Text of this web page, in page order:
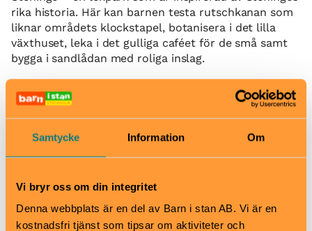
Samtycke Information Om
Vi bryr oss om din integritet
Denna webbplats är en del av Barn i stan AB. Vi är en
kostnadsfri tjänst som tipsar om aktiviteter och
rika historia. Här kan barnen testa rutschkanan som
liknar områdets klockstapel, botanisera i det lilla
växthuset, leka i det gulliga caféet för de små samt
bygga i sandlådan med roliga inslag.
som har servering. Sittplatser finns både ute och inne
så ett perfekt häng för de vuxna. Restaurangen
serverar lunch, hembakade bakverk, bullar och bröd
samt en härlig brunch på helger. Besök Steninge
slottsbyshemsida för mer information och aktuella
När
Alltid öppet